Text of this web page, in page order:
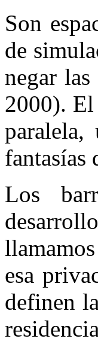
Son
de
negar
2000). El
paralela,
fantasías
Los
llamamos
esa
definen